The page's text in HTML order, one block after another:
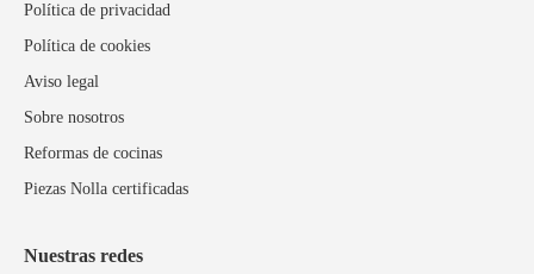
Política de privacidad
Política de cookies
Aviso legal
Sobre nosotros
Reformas de cocinas
Piezas Nolla certificadas
Nuestras redes